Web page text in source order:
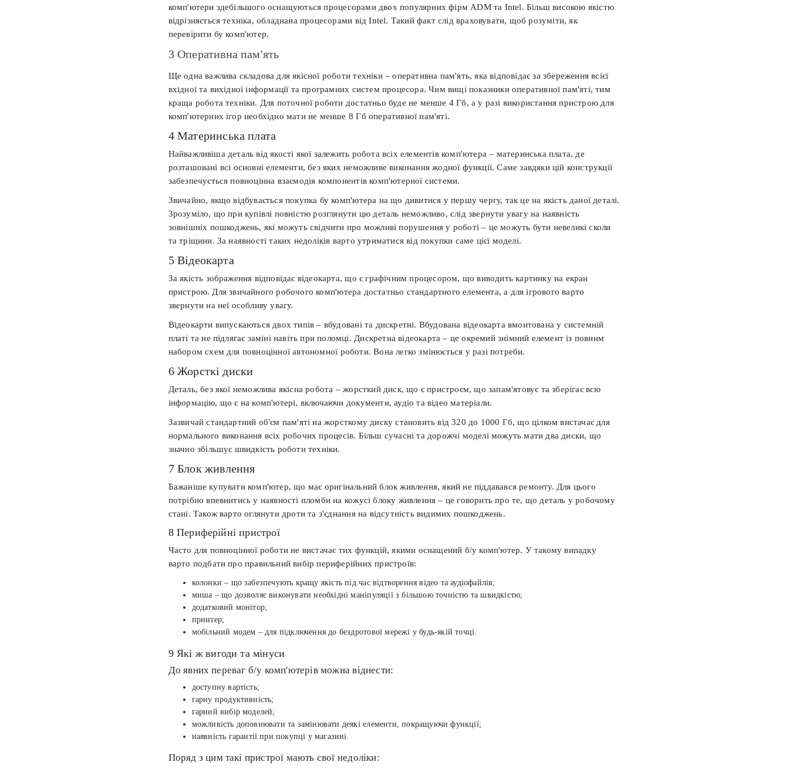
комп'ютери здебільшого оснащуються процесорами двох популярних фірм ADM та Intel. Більш високою якістю
відрізняється техніка, обладнана процесорами від Intel. Такий факт слід враховувати, щоб розуміти, як
перевірити бу комп'ютер.
3 Оперативна пам'ять
Ще одна важлива складова для якісної роботи техніки – оперативна пам'ять, яка відповідає за збереження всієї
вхідної та вихідної інформації та програмних систем процесора. Чим вищі показники оперативної пам'яті, тим
краща робота техніки. Для поточної роботи достатньо буде не менше 4 Гб, а у разі використання пристрою для
комп'ютерних ігор необхідно мати не менше 8 Гб оперативної пам'яті.
4 Материнська плата
Найважливіша деталь від якості якої залежить робота всіх елементів комп'ютера – материнська плата, де
розташовані всі основні елементи, без яких неможливе виконання жодної функції. Саме завдяки цій конструкції
забезпечується повноцінна взаємодія компонентів комп'ютерної системи.
Звичайно, якщо відбувається покупка бу комп'ютера на що дивитися у першу чергу, так це на якість даної деталі.
Зрозуміло, що при купівлі повністю розглянути цю деталь неможливо, слід звернути увагу на наявність
зовнішніх пошкоджень, які можуть свідчити про можливі порушення у роботі – це можуть бути невеликі сколи
та тріщини. За наявності таких недоліків варто утриматися від покупки саме цієї моделі.
5 Відеокарта
За якість зображення відповідає відеокарта, що є графічним процесором, що виводить картинку на екран
пристрою. Для звичайного робочого комп'ютера достатньо стандартного елемента, а для ігрового варто
звернути на неї особливу увагу.
Відеокарти випускаються двох типів – вбудовані та дискретні. Вбудована відеокарта вмонтована у системній
платі та не підлягає заміні навіть при поломці. Дискретна відеокарта – це окремий знімний елемент із повним
набором схем для повноцінної автономної роботи. Вона легко змінюється у разі потреби.
6 Жорсткі диски
Деталь, без якої неможлива якісна робота – жорсткий диск, що є пристроєм, що запам'ятовує та зберігає всю
інформацію, що є на комп'ютері, включаючи документи, аудіо та відео матеріали.
Зазвичай стандартний об'єм пам'яті на жорсткому диску становить від 320 до 1000 Гб, що цілком вистачає для
нормального виконання всіх робочих процесів. Більш сучасні та дорожчі моделі можуть мати два диски, що
значно збільшує швидкість роботи техніки.
7 Блок живлення
Бажаніше купувати комп'ютер, що має оригінальний блок живлення, який не піддавався ремонту. Для цього
потрібно впевнитись у наявності пломби на кожусі блоку живлення – це говорить про те, що деталь у робочому
стані. Також варто оглянути дроти та з'єднання на відсутність видимих пошкоджень.
8 Периферійні пристрої
Часто для повноцінної роботи не вистачає тих функцій, якими оснащений б/у комп'ютер. У такому випадку
варто подбати про правильний вибір периферійних пристроїв:
колонки – що забезпечують кращу якість під час відтворення відео та аудіофайлів;
миша – що дозволяє виконувати необхідні маніпуляції з більшою точністю та швидкістю;
додатковий монітор;
принтер;
мобільний модем – для підключення до бездротової мережі у будь-якій точці.
9 Які ж вигоди та мінуси
До явних переваг б/у комп'ютерів можна віднести:
доступну вартість;
гарну продуктивність;
гарний вибір моделей;
можливість доповнювати та замінювати деякі елементи, покращуючи функції;
наявність гарантії при покупці у магазині.
Поряд з цим такі пристрої мають свої недоліки: